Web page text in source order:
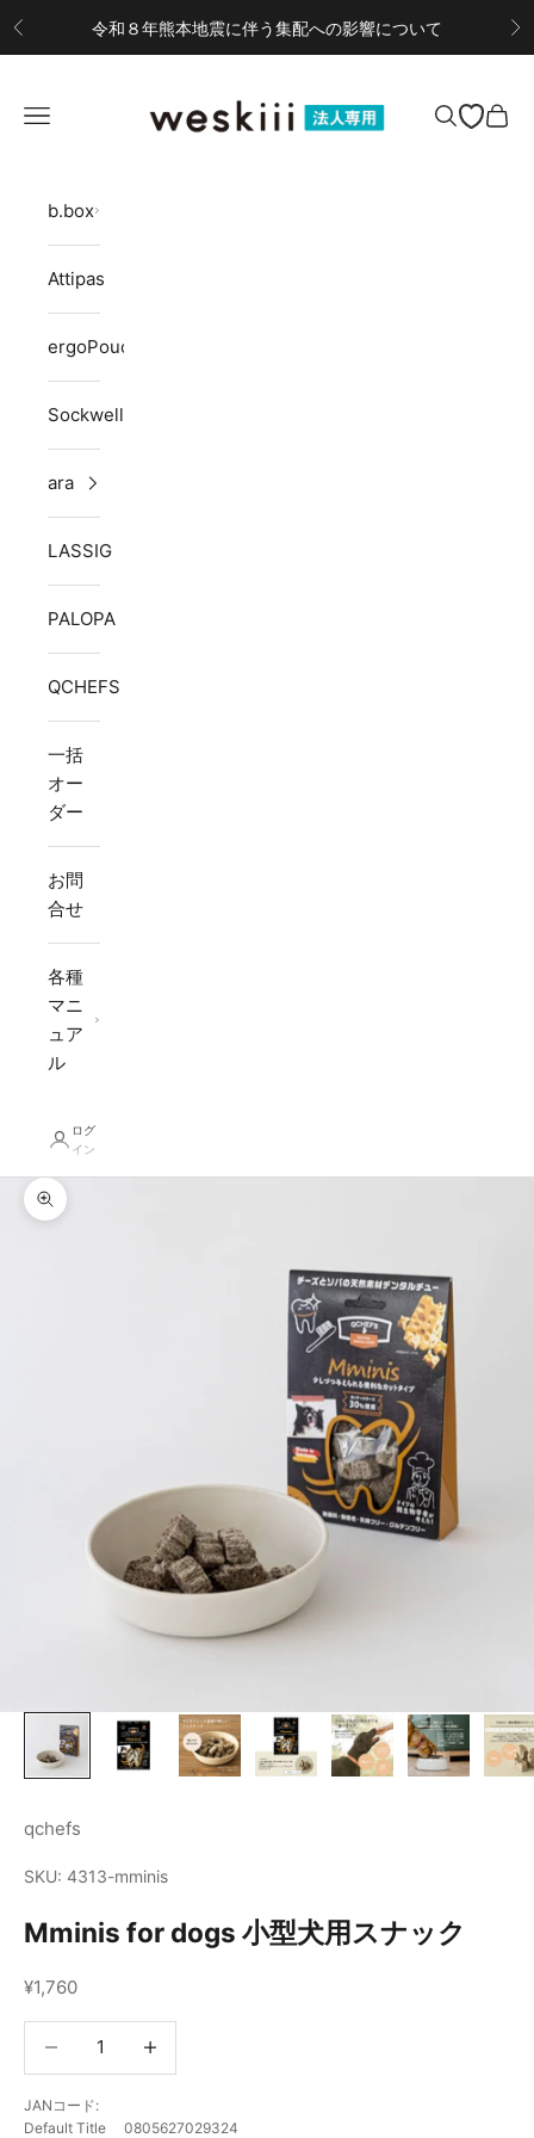
前へ 令和８年熊本地震に伴う集配への影響について 次
メニューを開く
検索を開く
カー
b.box
Attipas
ergoPouch
Sockwell
ara
LASSIG
PALOPA
QCHEFS
一括
オー
ダー
お問
合せ
各種
マニ
ュア
ル
ログ
イン
ズームイン
qchefs
SKU: 4313-mminis
Mminis for dogs 小型犬用スナック
セール価格
¥1,760
数量を減らす
JANコード:
Default Title 0805627029324